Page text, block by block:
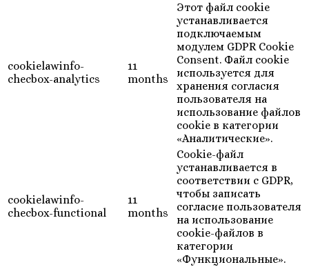
cookielawinfo-
checbox-analytics
11
months
Этот файл cookie
устанавливается
подключаемым
модулем GDPR Cookie
Consent. Файл cookie
используется для
хранения согласия
пользователя на
использование файлов
cookie в категории
«Аналитические».
cookielawinfo-
checbox-functional
11
months
Cookie-файл
устанавливается в
соответствии с GDPR,
чтобы записать
согласие пользователя
на использование
cookie-файлов в
категории
«Функциональные».